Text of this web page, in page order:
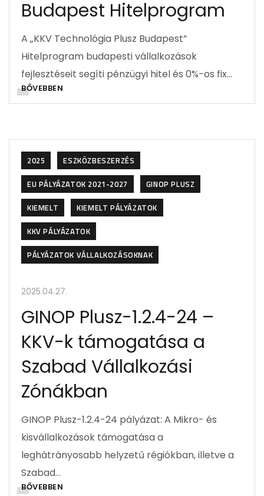
Budapest Hitelprogram
A „KKV Technológia Plusz Budapest”
Hitelprogram budapesti vállalkozások
fejlesztéseit segíti pénzügyi hitel és 0%-os fix…
BŐVEBBEN
2025
ESZKÖZBESZERZÉS
EU PÁLYÁZATOK 2021-2027
GINOP PLUSZ
KIEMELT
KIEMELT PÁLYÁZATOK
KKV PÁLYÁZATOK
PÁLYÁZATOK VÁLLALKOZÁSOKNAK
2025.04.27.
GINOP Plusz-1.2.4-24 –
KKV-k támogatása a
Szabad Vállalkozási
Zónákban
GINOP Plusz-1.2.4-24 pályázat: A Mikro- és
kisvállalkozások támogatása a
leghátrányosabb helyzetű régiókban, illetve a
Szabad…
BŐVEBBEN